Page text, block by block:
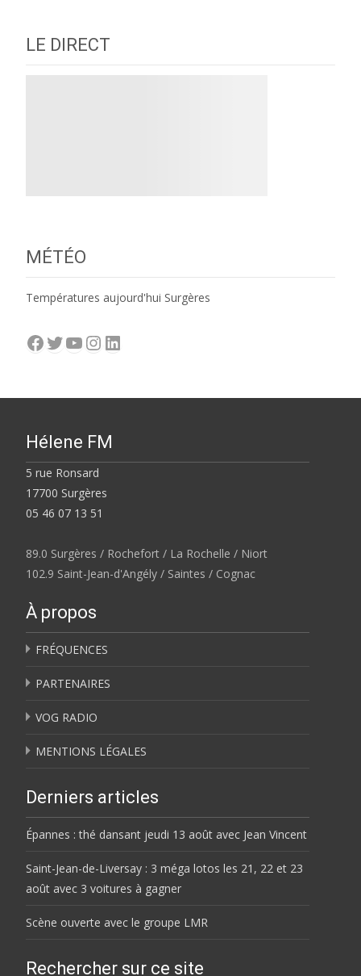
LE DIRECT
MÉTÉO
Températures aujourd'hui Surgères
Facebook
Twitter
YouTube
Instagram
LinkedIn
Hélene FM
5 rue Ronsard
17700 Surgères
05 46 07 13 51
89.0 Surgères / Rochefort / La Rochelle / Niort
102.9 Saint-Jean-d'Angély / Saintes / Cognac
À propos
FRÉQUENCES
PARTENAIRES
VOG RADIO
MENTIONS LÉGALES
Derniers articles
Épannes : thé dansant jeudi 13 août avec Jean Vincent
Saint-Jean-de-Liversay : 3 méga lotos les 21, 22 et 23
août avec 3 voitures à gagner
Scène ouverte avec le groupe LMR
Rechercher sur ce site